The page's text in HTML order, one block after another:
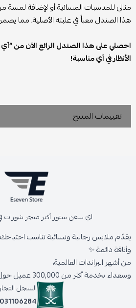
مثالي للمناسبات المسائية أو لإضافة لمسة من
هذا الصندل معبأً في علبته الأصلية، مما
احصلي على هذا الصندل الرائع الآن من
الأنظار في أي مناسبة!
تقييمات المنتج
اي سفن ستور أكبر متجر شوزات
يقدّم ملابس رجالية ونسائية تناسب
وأناقة دائمة ✨
من أشهر البراندات العالمية،
وسعداء بخدمة أكثر من 300,000 عميل حول المملكة.
السجل